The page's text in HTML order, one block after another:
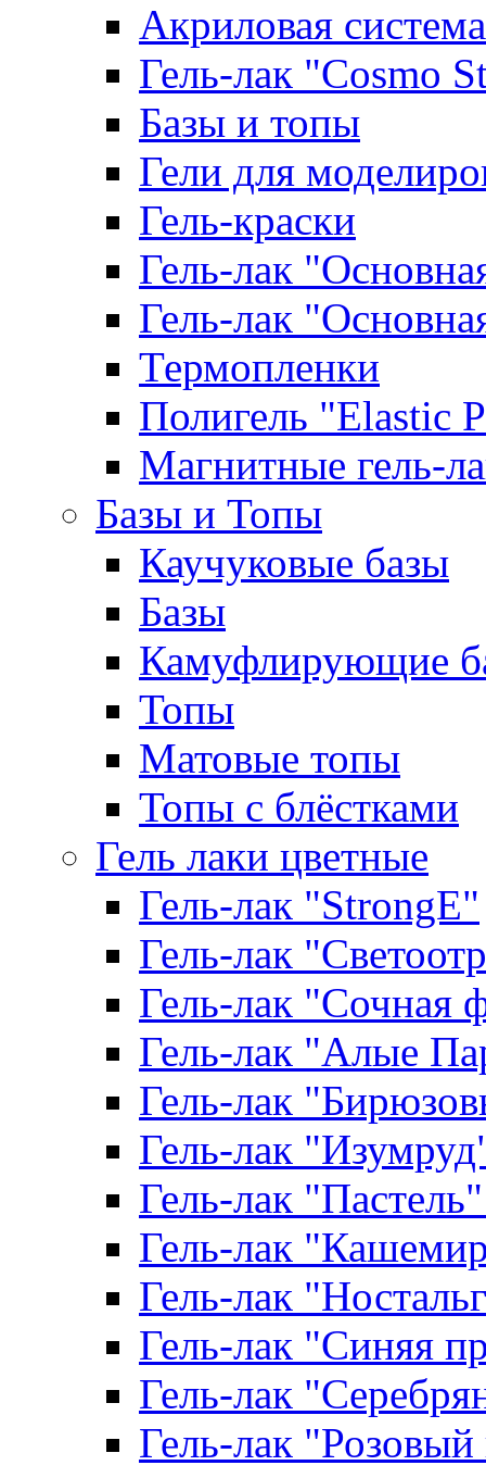
Акриловая система
Гель-лак "Cosmo
Базы и топы
Гели для
Гель-краски
Гель-лак
Гель-лак
Термопленки
Полигель "Elastic
Магнитные гель-
Базы и Топы
Каучуковые базы
Базы
Камуфлирующие
Топы
Матовые топы
Топы с блёстками
Гель лаки цветные
Гель-лак "StrongE"
Гель-лак
Гель-лак "Сочная
Гель-лак "Алые
Гель-лак
Гель-лак
Гель-лак
Гель-лак
Гель-лак
Гель-лак "Синяя
Гель-лак
Гель-лак